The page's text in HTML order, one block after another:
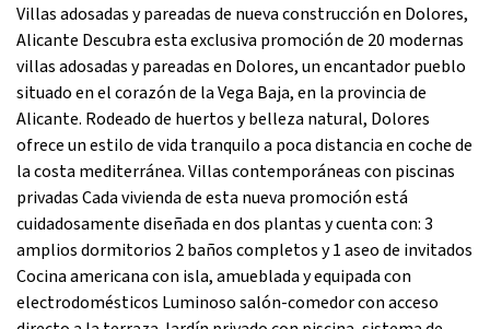
Villas adosadas y pareadas de nueva construcción en Dolores,
Alicante Descubra esta exclusiva promoción de 20 modernas
villas adosadas y pareadas en Dolores, un encantador pueblo
situado en el corazón de la Vega Baja, en la provincia de
Alicante. Rodeado de huertos y belleza natural, Dolores
ofrece un estilo de vida tranquilo a poca distancia en coche de
la costa mediterránea. Villas contemporáneas con piscinas
privadas Cada vivienda de esta nueva promoción está
cuidadosamente diseñada en dos plantas y cuenta con: 3
amplios dormitorios 2 baños completos y 1 aseo de invitados
Cocina americana con isla, amueblada y equipada con
electrodomésticos Luminoso salón-comedor con acceso